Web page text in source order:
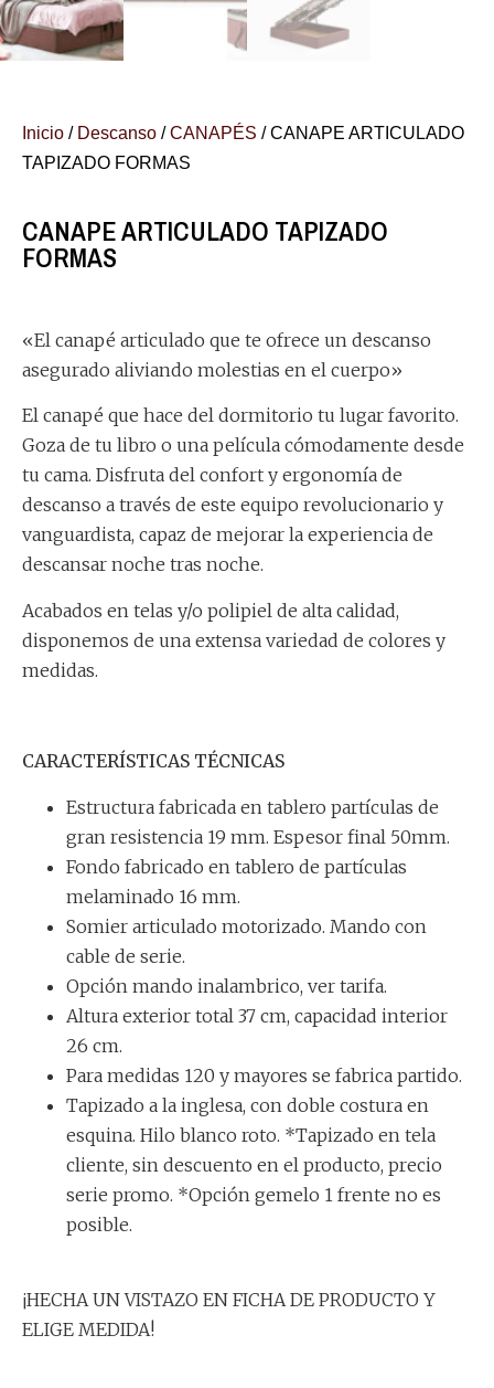
Inicio / Descanso /CANAPÉS / CANAPE ARTICULADO
TAPIZADO FORMAS
CANAPE ARTICULADO TAPIZADO
FORMAS
«El canapé articulado que te ofrece un descanso
asegurado aliviando molestias en el cuerpo»
El canapé que hace del dormitorio tu lugar favorito.
Goza de tu libro o una película cómodamente desde
tu cama. Disfruta del confort y ergonomía de
descanso a través de este equipo revolucionario y
vanguardista, capaz de mejorar la experiencia de
descansar noche tras noche.
Acabados en telas y/o polipiel de alta calidad,
disponemos de una extensa variedad de colores y
medidas.
CARACTERÍSTICAS TÉCNICAS
Estructura fabricada en tablero partículas de
gran resistencia 19 mm. Espesor final 50mm.
Fondo fabricado en tablero de partículas
melaminado 16 mm.
Somier articulado motorizado. Mando con
cable de serie.
Opción mando inalambrico, ver tarifa.
Altura exterior total 37 cm, capacidad interior
26 cm.
Para medidas 120 y mayores se fabrica partido.
Tapizado a la inglesa, con doble costura en
esquina. Hilo blanco roto. *Tapizado en tela
cliente, sin descuento en el producto, precio
serie promo. *Opción gemelo 1 frente no es
posible.
¡HECHA UN VISTAZO EN FICHA DE PRODUCTO Y
ELIGE MEDIDA!